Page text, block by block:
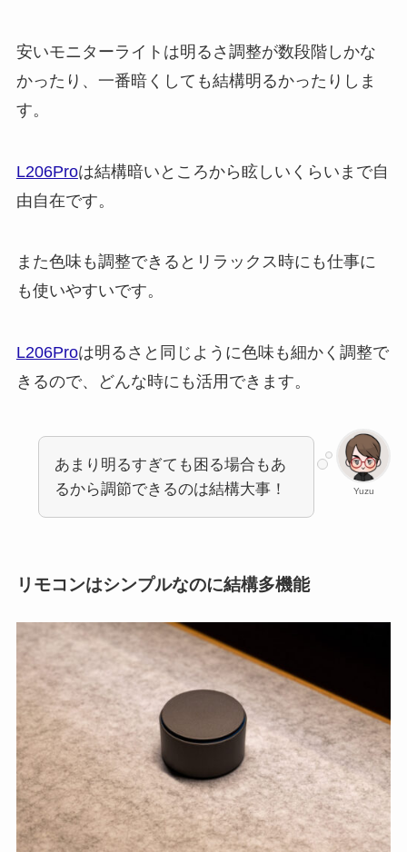
安いモニターライトは明るさ調整が数段階しかな
かったり、一番暗くしても結構明るかったりしま
す。
L206Proは結構暗いところから眩しいくらいまで自
由自在です。
また色味も調整できるとリラックス時にも仕事に
も使いやすいです。
L206Proは明るさと同じように色味も細かく調整で
きるので、どんな時にも活用できます。
Yuzu
あまり明るすぎても困る場合もあ
るから調節できるのは結構大事！
リモコンはシンプルなのに結構多機能